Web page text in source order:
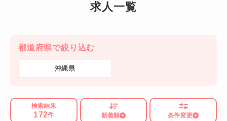
求人一覧
都道府県で絞り込む
沖縄県
検索結果
172件 新着順 条件変更